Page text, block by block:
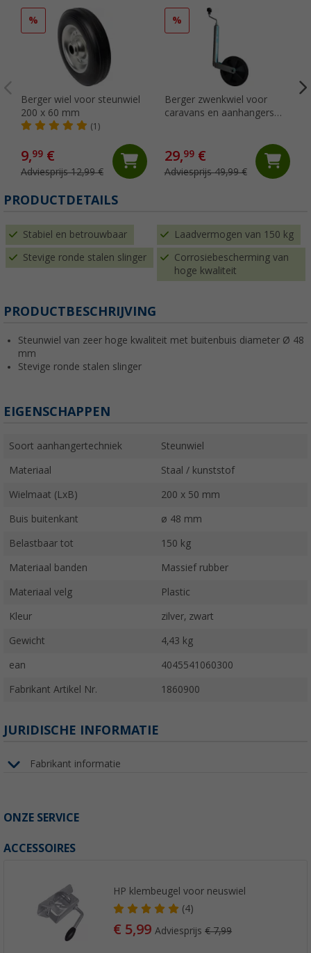
%
Berger wiel voor steunwiel
200 x 60 mm
(1)
9,99 €
Adviesprijs 12,99 €
%
Berger zwenkwiel voor
caravans en aanhangers
29,99€
Adviesprijs 49,99 €
PRODUCTDETAILS
Stabiel en betrouwbaar Laadvermogen van 150 kg
Stevige ronde stalen slinger
Corrosiebescherming van
hoge kwaliteit
PRODUCTBESCHRIJVING
Steunwiel van zeer hoge kwaliteit met buitenbuis diameter Ø 48
mm
Stevige ronde stalen slinger
EIGENSCHAPPEN
Soort aanhangertechniek Steunwiel
Materiaal Staal / kunststof
Wielmaat (LxB) 200 x 50 mm
Buis buitenkant ø 48 mm
Belastbaar tot 150 kg
Materiaal banden Massief rubber
Materiaal velg Plastic
Kleur zilver, zwart
Gewicht 4,43 kg
ean 4045541060300
Fabrikant Artikel Nr. 1860900
JURIDISCHE INFORMATIE
Fabrikant informatie
ONZE SERVICE
ACCESSOIRES
HP klembeugel voor neuswiel
(4)
€ 5,99Adviesprijs€ 7,99